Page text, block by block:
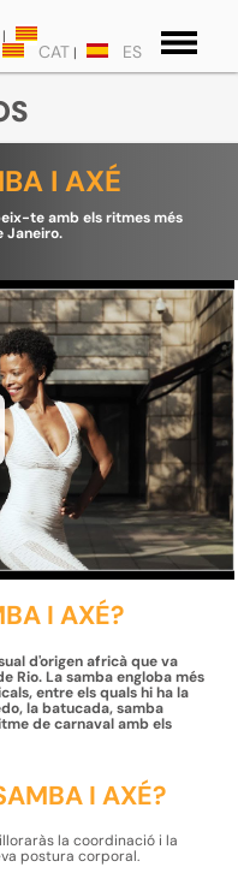
CAT ES
I AXÉ
te amb els ritmes més
Janeiro.
I AXÉ?
d'origen africà que va
Rio. La samba engloba més
entre els quals hi ha la
la batucada, samba
de carnaval amb els
I AXÉ?
la coordinació i la
postura corporal.